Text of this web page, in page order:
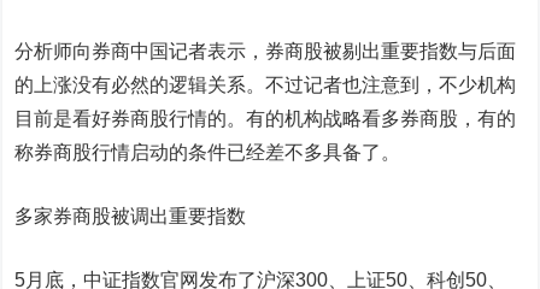
分析师向券商中国记者表示，券商股被剔出重要指数与后面
的上涨没有必然的逻辑关系。不过记者也注意到，不少机构
目前是看好券商股行情的。有的机构战略看多券商股，有的
称券商股行情启动的条件已经差不多具备了。
多家券商股被调出重要指数
5月底，中证指数官网发布了沪深300、上证50、科创50、